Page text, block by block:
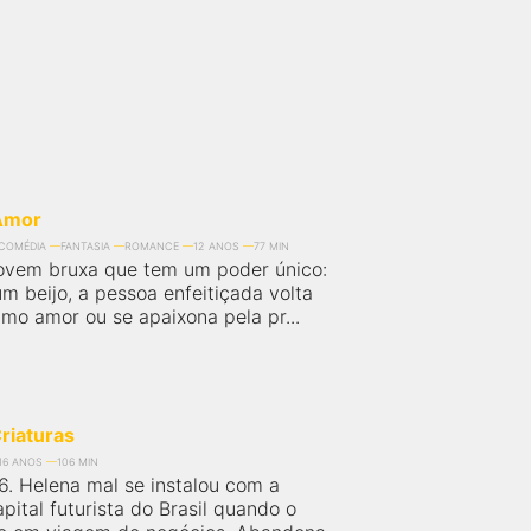
FANTASIA ROMANCE 12 ANOS 77 MIN
bruxa que tem um poder único:
beijo, a pessoa enfeitiçada volta
amor ou se apaixona pela pr...
ANOS 106 MIN
Helena mal se instalou com a
futurista do Brasil quando o